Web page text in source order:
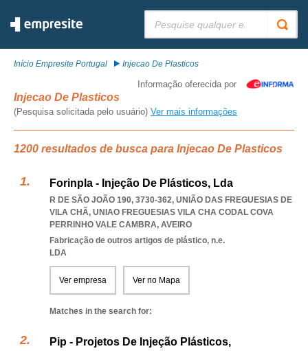
Início Empresite Portugal Injecao De Plasticos
Informação oferecida por
Injecao De Plasticos
(Pesquisa solicitada pelo usuário) Ver mais informações
1200 resultados de busca para Injecao De Plasticos
Forinpla - Injeção De Plásticos, Lda
R DE SÃO JOÃO 190, 3730-362, UNIÃO DAS FREGUESIAS DE
VILA CHÃ, UNIAO FREGUESIAS VILA CHA CODAL COVA
PERRINHO VALE CAMBRA, AVEIRO
Fabricação de outros artigos de plástico, n.e.
LDA
Ver empresa Ver no Mapa
Matches in the search for:
Pip - Projetos De Injeção Plásticos,